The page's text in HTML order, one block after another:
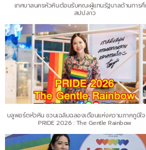
เทศบาลนครหัวหินต้อนรับคณะผู้แทนรัฐบาลด้านการ
สปป.ลาว
บลูพอร์ตหัวหิน ชวนเฉลิมฉลองเดือนแห่งความภาคภูมิใจ
PRIDE 2026 : The Gentle Rainbow